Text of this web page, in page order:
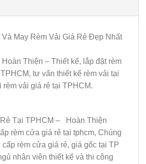
Và May Rèm Vải Giá Rẻ Đẹp Nhất
Hoàn Thiện – Thiết kế, lắp đặt rèm
tư vấn thiết kế rèm vải tại
rèm vải giá rẻ tại TPHCM.
Tại TPHCM – Hoàn Thiện
rèm cửa giá rẻ tại tphcm, Chúng
rèm cửa giá rẻ, giá gốc tại TP
nhân viên thiết kế và thi công